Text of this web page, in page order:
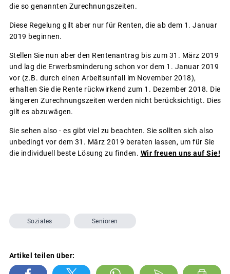
die so genannten Zurechnungszeiten.
Diese Regelung gilt aber nur für Renten, die ab dem 1. Januar
2019 beginnen.
Stellen Sie nun aber den Rentenantrag bis zum 31. März 2019
und lag die Erwerbsminderung schon vor dem 1. Januar 2019
vor (z.B. durch einen Arbeitsunfall im November 2018),
erhalten Sie die Rente rückwirkend zum 1. Dezember 2018. Die
längeren Zurechnungszeiten werden nicht berücksichtigt. Dies
gilt es abzuwägen.
Sie sehen also - es gibt viel zu beachten. Sie sollten sich also
unbedingt vor dem 31. März 2019 beraten lassen, um für Sie
die individuell beste Lösung zu finden. Wir freuen uns auf Sie!
Soziales Senioren
Artikel teilen über: